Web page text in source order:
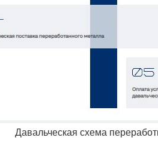
Давальческая схема